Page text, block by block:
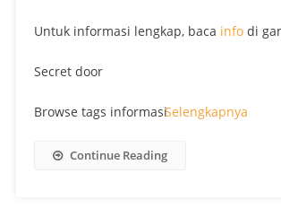
Untuk informasi lengkap, baca infodi
Secret door
Browse tags informasiSelengkapnya
Continue Reading